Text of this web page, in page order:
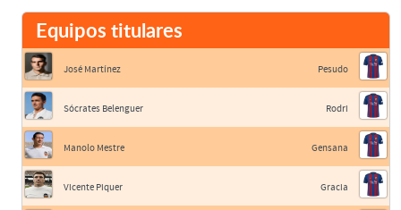
Equipos titulares
José Martínez
Sócrates Belenguer
Manolo Mestre
Vicente Piquer
Pesudo
Rodri
Gensana
Gracia